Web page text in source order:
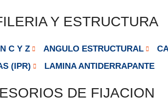
Y ESTRUCTURA
C Y Z ANGULO ESTRUCTURAL
(IPR)
LAMINA ANTIDERRAPANTE
DE FIJACION